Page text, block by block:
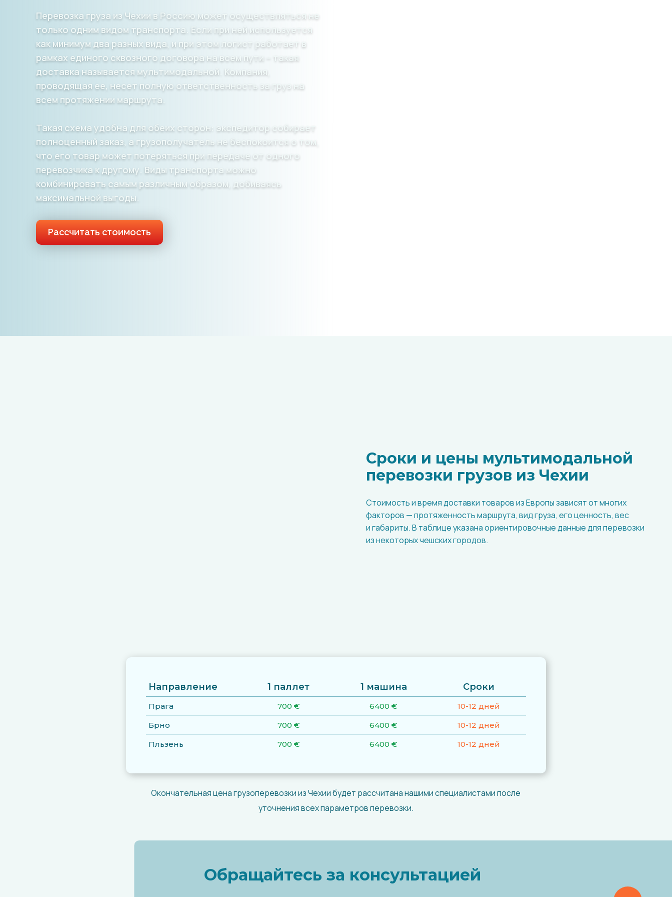
Перевозка груза из Чехии в Россию может осуществляться не
только одним видом транспорта. Если при ней используется
как минимум два разных вида, и при этом логист работает в
рамках единого сквозного договора на всем пути – такая
доставка называется мультимодальной. Компания,
проводящая ее, несет полную ответственность за груз на
всем протяжении маршрута.
Такая схема удобна для обеих сторон: экспедитор собирает
полноценный заказ, а грузополучатель не беспокоится о том,
что его товар может потеряться при передаче от одного
перевозчика к другому. Виды транспорта можно
комбинировать самым различным образом, добиваясь
максимальной выгоды.
Рассчитать стоимость
Сроки и цены мультимодальной
перевозки грузов из Чехии
Стоимость и время доставки товаров из Европы зависят от многих
факторов — протяженность маршрута, вид груза, его ценность, вес
и габариты. В таблице указана ориентировочные данные для перевозки
из некоторых чешских городов.
Направление 1 паллет 1 машина Сроки
Прага 700 € 6400 €
10-12 дней
Брно
700 € 6400 €
10-12 дней
Пльзень
700 € 6400 € 10-12 дней
Окончательная цена грузоперевозки из Чехии будет рассчитана нашими специалистами после
уточнения всех параметров перевозки.
Обращайтесь за консультацией